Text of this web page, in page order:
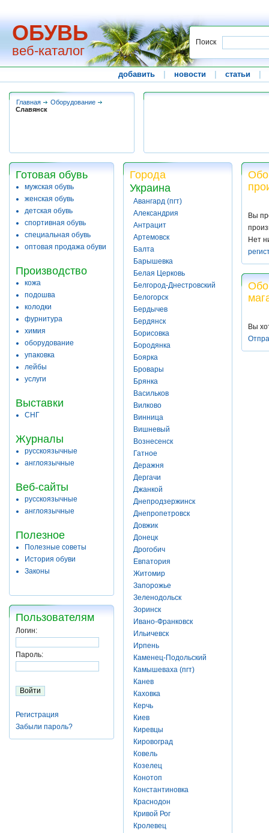
ОБУВЬ
веб-каталог
Поиск
добавить новости статьи
Главная
Оборудование
Славянск
Готовая обувь
мужская обувь
женская обувь
детская обувь
спортивная обувь
специальная обувь
оптовая продажа обуви
Производство
кожа
подошва
колодки
фурнитура
химия
оборудование
упаковка
лейбы
услуги
Выставки
СНГ
Журналы
русскоязычные
англоязычные
Веб-сайты
русскоязычные
англоязычные
Полезное
Полезные советы
История обуви
Законы
Пользователям
Логин:
Пароль:
Регистрация
Забыли пароль?
Города
Украина
Авангард (пгт)
Александрия
Антрацит
Артемовск
Балта
Барышевка
Белая Церковь
Белгород-Днестровский
Белогорск
Бердычев
Бердянск
Борисовка
Бородянка
Боярка
Бровары
Брянка
Васильков
Вилково
Винница
Вишневый
Вознесенск
Гатное
Деражня
Дергачи
Джанкой
Днепродзержинск
Днепропетровск
Довжик
Донецк
Дрогобич
Евпатория
Житомир
Запорожье
Зеленодольск
Зоринск
Ивано-Франковск
Ильичевск
Ирпень
Каменец-Подольский
Камышеваха (пгт)
Канев
Каховка
Керчь
Киев
Киревцы
Кировоград
Ковель
Козелец
Конотоп
Константиновка
Краснодон
Кривой Рог
Кролевец
Вы
Нет
Вы